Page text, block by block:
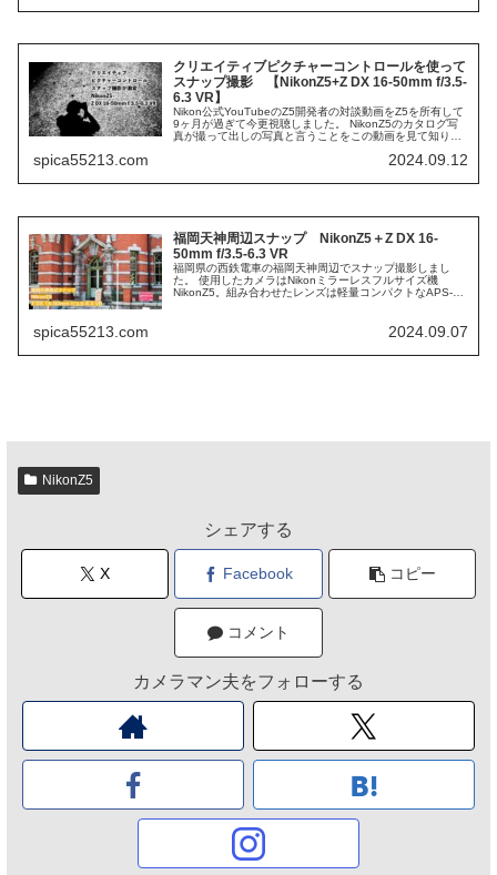
クリエイティブピクチャーコントロールを使って
スナップ撮影 【NikonZ5+Z DX 16-50mm f/3.5-
6.3 VR】
Nikon公式YouTubeのZ5開発者の対談動画をZ5を所有して
9ヶ月が過ぎて今更視聴しました。 NikonZ5のカタログ写
真が撮って出しの写真と言うことをこの動画を見て知りま
spica55213.com 2024.09.12
福岡天神周辺スナップ NikonZ5＋Z DX 16-
50mm f/3.5-6.3 VR
福岡県の西鉄電車の福岡天神周辺でスナップ撮影しまし
た。 使用したカメラはNikonミラーレスフルサイズ機
NikonZ5。組み合わせたレンズは軽量コンパクトなAPS-C
spica55213.com 2024.09.07
NikonZ5
シェアする
X Facebook コピー
コメント
カメラマン夫をフォローする